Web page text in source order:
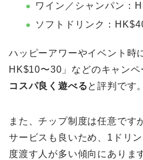
ワイン／シャンパン：
ソフトドリンク：
ハッピーアワーやイベント時
HK$10〜30」などのキャンペ
コスパ良く遊べると評判です。
また、チップ制度は任意です
サービスも良いため、1ドリ
度渡す人が多い傾向にありま